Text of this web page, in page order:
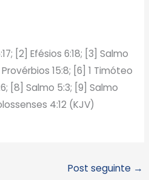
[2] Efésios 6:18; [3] Salmo
15:8; [6] 1 Timóteo
[8] Salmo 5:3; [9] Salmo
4:12 (KJV)
Post seguinte →